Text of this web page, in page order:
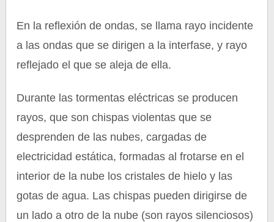
En la reflexión de ondas, se llama rayo incidente
a las ondas que se dirigen a la interfase, y rayo
reflejado el que se aleja de ella.
Durante las tormentas eléctricas se producen
rayos, que son chispas violentas que se
desprenden de las nubes, cargadas de
electricidad estática, formadas al frotarse en el
interior de la nube los cristales de hielo y las
gotas de agua. Las chispas pueden dirigirse de
un lado a otro de la nube (son rayos silenciosos)